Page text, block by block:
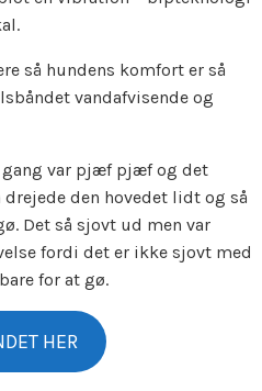
så hundens komfort er så
vandafvisende og
gang var pjæf pjæf og det
den hovedet lidt og så
Det så sjovt ud men var
fordi det er ikke sjovt med
for at gø.
HER